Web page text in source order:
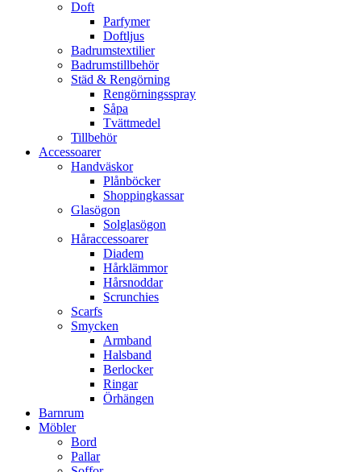
Doft
Parfymer
Doftljus
Badrumstextilier
Badrumstillbehör
Städ & Rengörning
Rengörningsspray
Såpa
Tvättmedel
Tillbehör
Accessoarer
Handväskor
Plånböcker
Shoppingkassar
Glasögon
Solglasögon
Håraccessoarer
Diadem
Hårklämmor
Hårsnoddar
Scrunchies
Scarfs
Smycken
Armband
Halsband
Berlocker
Ringar
Örhängen
Barnrum
Möbler
Bord
Pallar